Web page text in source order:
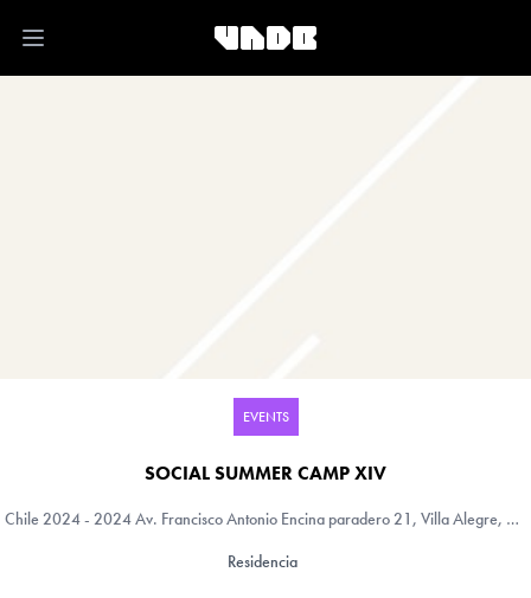
Open main menu
EVENTS
SOCIAL SUMMER CAMP XIV
Chile 2024 - 2024 Av. Francisco Antonio Encina paradero 21, Villa Alegre, Maule (VII), Chile
Residencia